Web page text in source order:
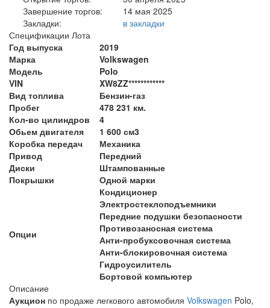
Завершение торгов:
14 мая 2025
Закладки:
в закладки
Спецификации Лота
Год выпуска
2019
Марка
Volkswagen
Модель
Polo
VIN
XW8ZZ************
Вид топлива
Бензин-газ
Пробег
478 231 км.
Кол-во цилиндров
4
Обьем двигателя
1 600 см3
Коробка передач
Механика
Привод
Передний
Диски
Штампованные
Покрышки
Одной марки
Опции
Кондиционер
Электростеклоподъемники
Передние подушки безопасности
Противозаносная система
Анти-пробуксовочная система
Анти-блокировочная система
Гидроусилитель
Бортовой компьютер
Описание
Аукцион по продаже легкового автомобиля Volkswagen Polo,